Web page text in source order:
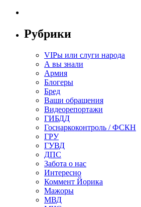
Рубрики
VIPы или слуги народа
А вы знали
Армия
Блогеры
Бред
Ваши обращения
Видеорепортажи
ГИБДД
Госнаркоконтроль / ФСКН
ГРУ
ГУВД
ДПС
Забота о нас
Интересно
Коммент Йорика
Мажоры
МВД